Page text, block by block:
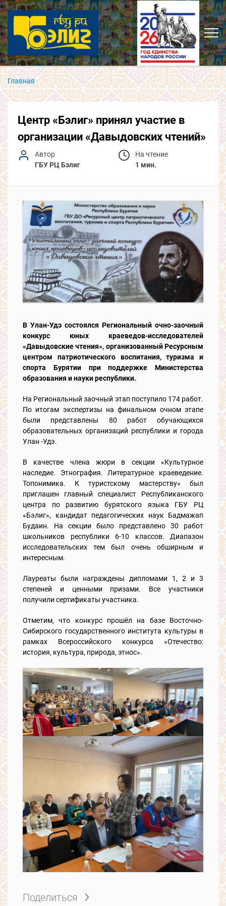
Главная
Центр «Бэлиг» принял участие в
организации «Давыдовских чтений»
Автор
ГБУ РЦ Бэлиг
На чтение
1 мин.
В Улан-Удэ состоялся Региональный очно-заочный
конкурс юных краеведов-исследователей
«Давыдовские чтения», организованный Ресурсным
центром патриотического воспитания, туризма и
спорта Бурятии при поддержке Министерства
образования и науки республики.
На Региональный заочный этап поступило 174 работ.
По итогам экспертизы на финальном очном этапе
были представлены 80 работ обучающихся
образовательных организаций республики и города
Улан -Удэ.
В качестве члена жюри в секции «Культурное
наследие. Этнография. Литературное краеведение.
Топонимика. К туристскому мастерству» был
приглашен главный специалист Республиканского
центра по развитию бурятского языка ГБУ РЦ
«Бэлиг», кандидат педагогических наук Бадмажап
Будаин. На секции было представлено 30 работ
школьников республики 6-10 классов. Диапазон
исследовательских тем был очень обширным и
интересным.
Лауреаты были награждены дипломами 1, 2 и 3
степеней и ценными призами. Все участники
получили сертификаты участника.
Отметим, что конкурс прошёл на базе Восточно-
Сибирского государственного института культуры в
рамках Всероссийского конкурса «Отечество:
история, культура, природа, этнос».
Поделиться